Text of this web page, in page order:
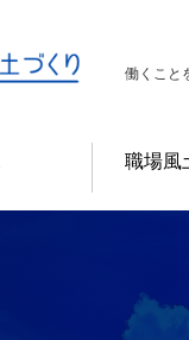
働くこと
職場風